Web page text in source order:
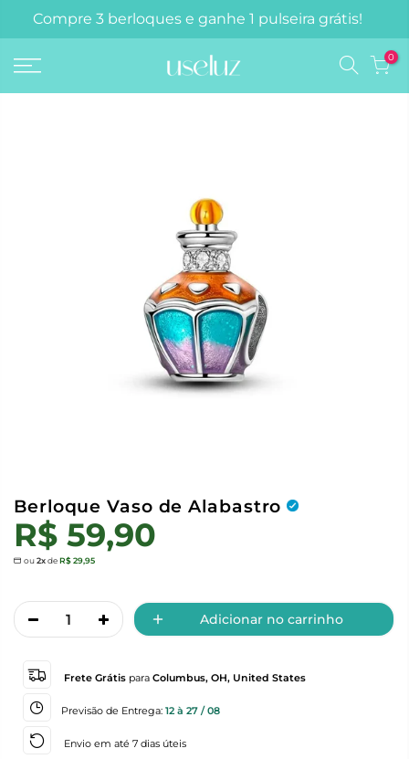
Compre 3 berloques e ganhe 1 pulseira grátis!
0
Berloque Vaso de Alabastro
R$ 59,90
ou2xdeR$ 29,95
Adicionar no carrinho
Frete Grátis para Columbus, OH, United States
Previsão de Entrega: 12 à 27 / 08
Envio em até 7 dias úteis